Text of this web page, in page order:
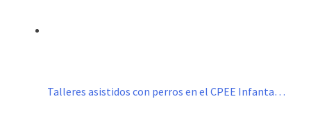
Talleres asistidos con perros en el CPEE Infanta…